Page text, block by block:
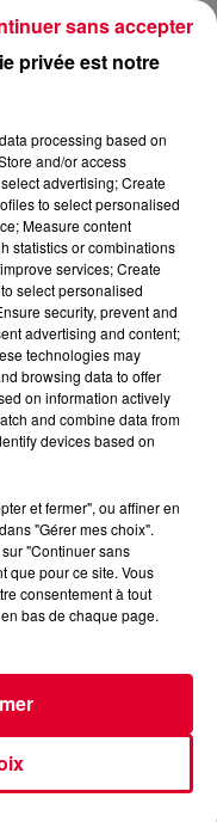
privée est notre
processing based on
and/or access
advertising; Create
to select personalised
Measure content
statistics or combinations
services; Create
select personalised
security, prevent and
advertising and content;
technologies may
browsing data to offer
on information actively
and combine data from
devices based on
et fermer", ou affiner en
"Gérer mes choix".
"Continuer sans
que pour ce site. Vous
consentement à tout
bas de chaque page.
sans accepter